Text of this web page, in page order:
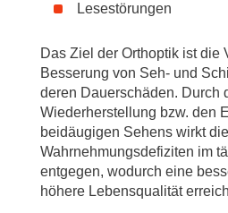
Lesestörungen
Das Ziel der Orthoptik ist die
Besserung von Seh- und
deren Dauerschäden. Durch
Wiederherstellung bzw. den
beidäugigen Sehens wirkt
Wahrnehmungsdefiziten im
entgegen, wodurch eine
höhere Lebensqualität